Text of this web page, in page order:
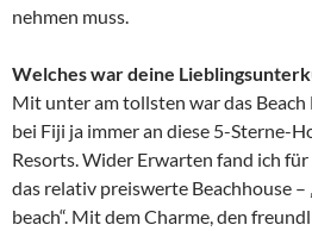
nehmen muss.
Welches war deine
Mit unter am tollsten war das
bei Fiji ja immer an diese 5-Sterne-
Resorts. Wider Erwarten fand ich
das relativ preiswerte Beachhouse
beach“. Mit dem Charme, den